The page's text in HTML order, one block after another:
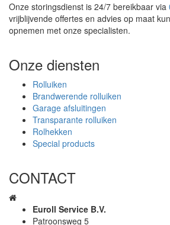
Onze storingsdienst is 24/7 bereikbaar via
vrijblijvende offertes en advies op maat
opnemen met onze specialisten.
Onze diensten
Rolluiken
Brandwerende rolluiken
Garage afsluitingen
Transparante rolluiken
Rolhekken
Special products
CONTACT
Euroll Service B.V.
Patroonsweg 5